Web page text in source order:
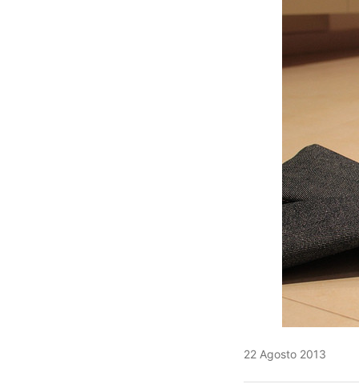
22 Agosto 2013